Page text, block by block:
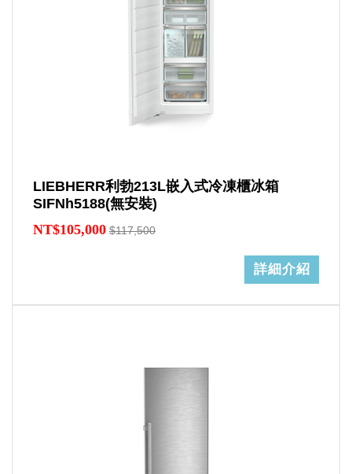
LIEBHERR利勃213L嵌入式冷凍櫃冰箱
SIFNh5188(無安裝)
NT$105,000 $117,500
詳細介紹